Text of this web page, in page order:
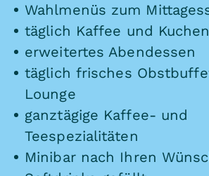
Wahlmenüs zum
täglich Kaffee und Kuchen
erweitertes Abendessen
täglich frisches
Lounge
ganztägige Kaffee- und
Teespezialitäten
Minibar nach Ihren